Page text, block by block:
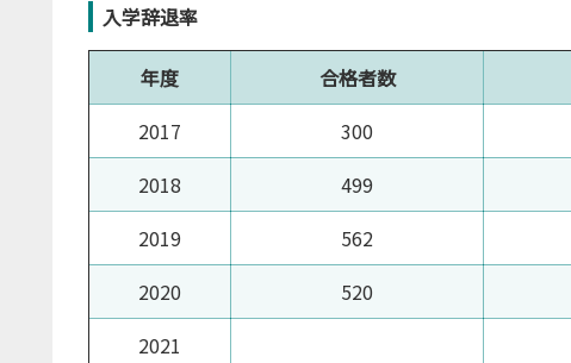
入学辞退率
年度 合格者数
2017
300
2018
499
2019
562
2020
520
2021